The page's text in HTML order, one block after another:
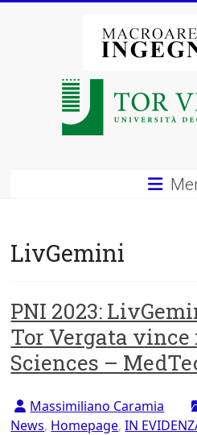
Macroarea
degli
di
Roma
Tor
Vergata
LivGemini
PNI 2023:
Tor Vergata
Sciences –
Massimiliano Caramia
News, Homepage,IN